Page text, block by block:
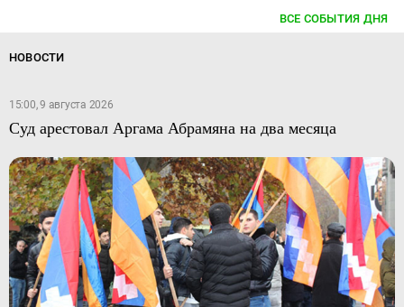
ВСЕ СОБЫТИЯ ДНЯ
НОВОСТИ
15:00, 9 августа 2026
Суд арестовал Аргама Абрамяна на два месяца